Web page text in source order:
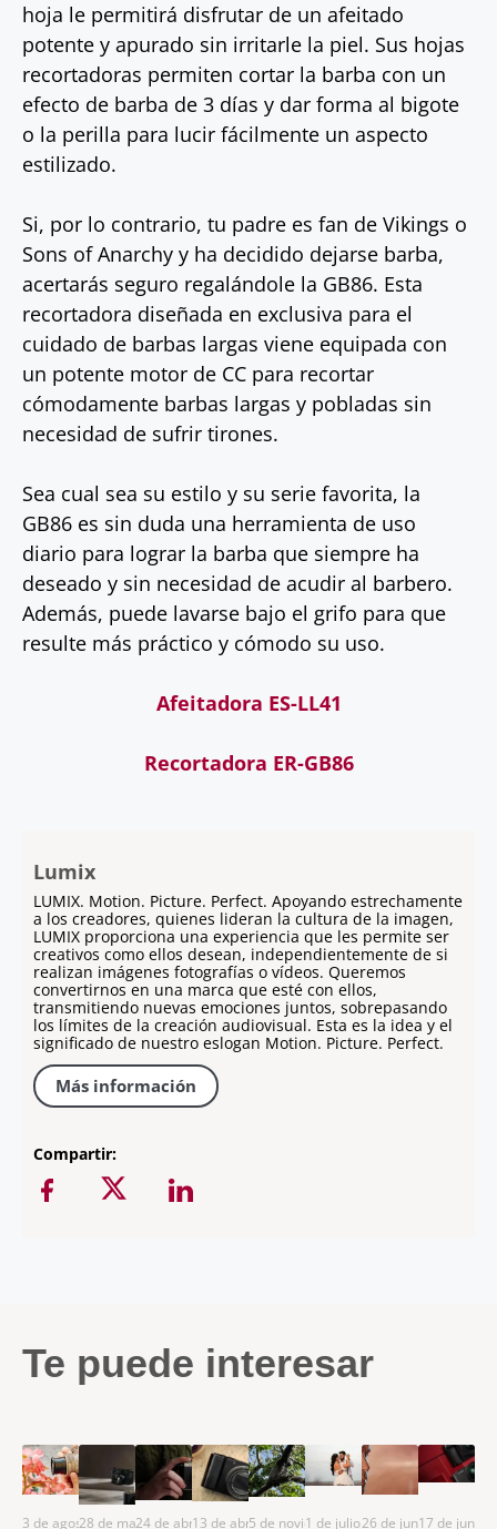
hoja le permitirá disfrutar de un afeitado
potente y apurado sin irritarle la piel. Sus hojas
recortadoras permiten cortar la barba con un
efecto de barba de 3 días y dar forma al bigote
o la perilla para lucir fácilmente un aspecto
estilizado.
Si, por lo contrario, tu padre es fan de Vikings o
Sons of Anarchy y ha decidido dejarse barba,
acertarás seguro regalándole la GB86. Esta
recortadora diseñada en exclusiva para el
cuidado de barbas largas viene equipada con
un potente motor de CC para recortar
cómodamente barbas largas y pobladas sin
necesidad de sufrir tirones.
Sea cual sea su estilo y su serie favorita, la
GB86 es sin duda una herramienta de uso
diario para lograr la barba que siempre ha
deseado y sin necesidad de acudir al barbero.
Además, puede lavarse bajo el grifo para que
resulte más práctico y cómodo su uso.
Afeitadora ES-LL41
Recortadora ER-GB86
Lumix
LUMIX. Motion. Picture. Perfect. Apoyando estrechamente
a los creadores, quienes lideran la cultura de la imagen,
LUMIX proporciona una experiencia que les permite ser
creativos como ellos desean, independientemente de si
realizan imágenes fotografías o vídeos. Queremos
convertirnos en una marca que esté con ellos,
transmitiendo nuevas emociones juntos, sobrepasando
los límites de la creación audiovisual. Esta es la idea y el
significado de nuestro eslogan Motion. Picture. Perfect.
Más información
Compartir:
Te puede interesar
3 de agosto de28 de mayo de24 de abril de13 de abril de5 de noviembre
1 de julio de26 de junio de17 de junio